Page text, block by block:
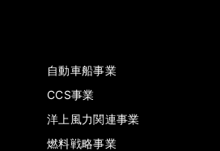
自動車船事業
CCS事業
洋上風力関連事業
燃料戦略事業